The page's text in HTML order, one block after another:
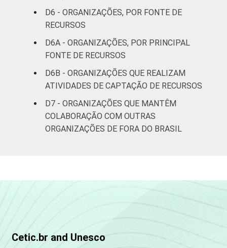
Fonte: CGI.br/NIC.br, Centro Regional de
Estudos para o Desenvolvimento da
Sociedade da Informação (Cetic.br),
Pesquisa sobre o uso das Tecnologias de
sem fins lucrativos brasileiras - TIC
Organizações Sem Fins Lucrativos 2016
D6 - ORGANIZAÇÕES, POR FONTE DE
RECURSOS
D6A - ORGANIZAÇÕES, POR PRINCIPAL
FONTE DE RECURSOS
D6B - ORGANIZAÇÕES QUE REALIZAM
ATIVIDADES DE CAPTAÇÃO DE RECURSOS
D7 - ORGANIZAÇÕES QUE MANTÊM
COLABORAÇÃO COM OUTRAS
ORGANIZAÇÕES DE FORA DO BRASIL
Cetic.br and Unesco